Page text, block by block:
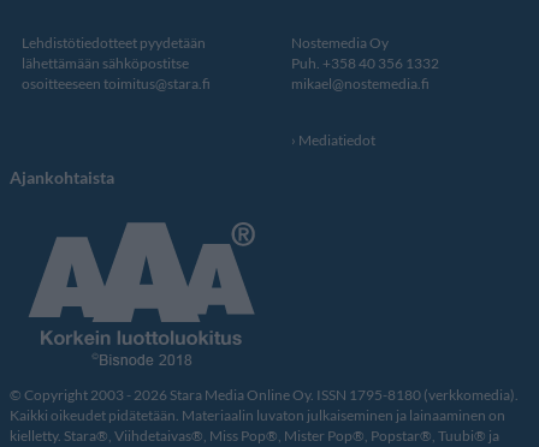
Lehdistötiedotteet pyydetään
lähettämään sähköpostitse
osoitteeseen toimitus@stara.fi
Nostemedia Oy
Puh. +358 40 356 1332
mikael@nostemedia.fi
Mediatiedot
Ajankohtaista
© Copyright 2003 - 2026 Stara Media Online Oy. ISSN 1795-8180 (verkkomedia).
Kaikki oikeudet pidätetään. Materiaalin luvaton julkaiseminen ja lainaaminen on
kielletty. Stara®, Viihdetaivas®, Miss Pop®, Mister Pop®, Popstar®, Tuubi® ja